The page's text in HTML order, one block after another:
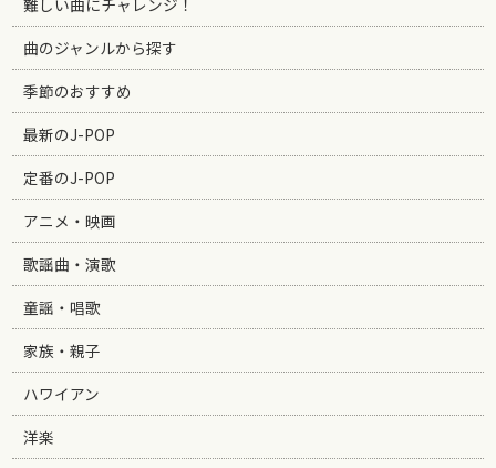
難しい曲にチャレンジ！
曲のジャンルから探す
季節のおすすめ
最新のJ-POP
定番のJ-POP
アニメ・映画
歌謡曲・演歌
童謡・唱歌
家族・親子
ハワイアン
洋楽